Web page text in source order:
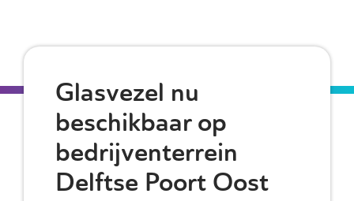
Glasvezel nu
beschikbaar op
bedrijventerrein
Delftse Poort Oost